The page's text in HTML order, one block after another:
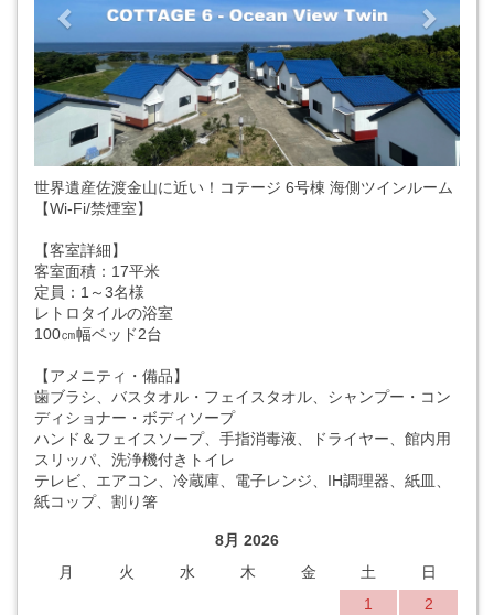
世界遺産佐渡金山に近い！コテージ 6号棟 海側ツインルーム
【Wi-Fi/禁煙室】
【客室詳細】
客室面積：17平米
定員：1～3名様
レトロタイルの浴室
100㎝幅ベッド2台
【アメニティ・備品】
歯ブラシ、バスタオル・フェイスタオル、シャンプー・コン
ディショナー・ボディソープ
ハンド＆フェイスソープ、手指消毒液、ドライヤー、館内用
スリッパ、洗浄機付きトイレ
テレビ、エアコン、冷蔵庫、電子レンジ、IH調理器、紙皿、
紙コップ、割り箸
8月 2026
月
火 水 木 金 土
日
1
2